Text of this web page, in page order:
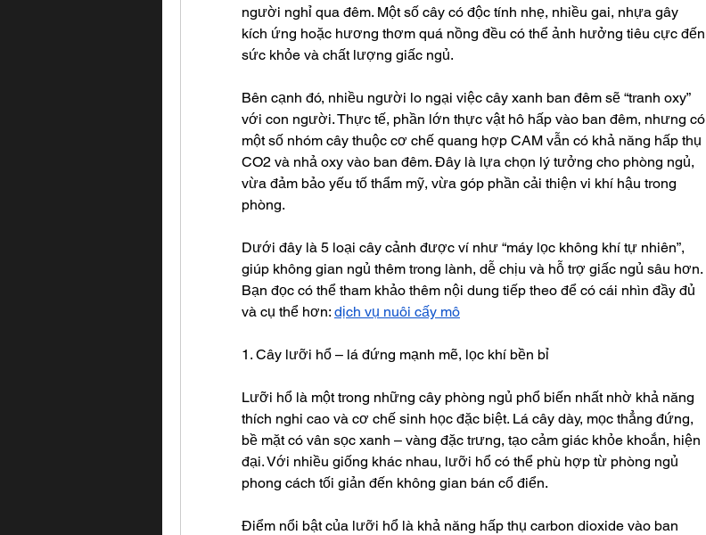
người nghỉ qua đêm. Một số cây có độc tính nhẹ, nhiều gai, nhựa gây
kích ứng hoặc hương thơm quá nồng đều có thể ảnh hưởng tiêu cực đến
sức khỏe và chất lượng giấc ngủ.
Bên cạnh đó, nhiều người lo ngại việc cây xanh ban đêm sẽ “tranh oxy”
với con người. Thực tế, phần lớn thực vật hô hấp vào ban đêm, nhưng có
một số nhóm cây thuộc cơ chế quang hợp CAM vẫn có khả năng hấp thụ
CO2 và nhả oxy vào ban đêm. Đây là lựa chọn lý tưởng cho phòng ngủ,
vừa đảm bảo yếu tố thẩm mỹ, vừa góp phần cải thiện vi khí hậu trong
phòng.
Dưới đây là 5 loại cây cảnh được ví như “máy lọc không khí tự nhiên”,
giúp không gian ngủ thêm trong lành, dễ chịu và hỗ trợ giấc ngủ sâu hơn.
Bạn đọc có thể tham khảo thêm nội dung tiếp theo để có cái nhìn đầy đủ
và cụ thể hơn: dịch vụ nuôi cấy mô
1. Cây lưỡi hổ – lá đứng mạnh mẽ, lọc khí bền bỉ
Lưỡi hổ là một trong những cây phòng ngủ phổ biến nhất nhờ khả năng
thích nghi cao và cơ chế sinh học đặc biệt. Lá cây dày, mọc thẳng đứng,
bề mặt có vân sọc xanh – vàng đặc trưng, tạo cảm giác khỏe khoắn, hiện
đại. Với nhiều giống khác nhau, lưỡi hổ có thể phù hợp từ phòng ngủ
phong cách tối giản đến không gian bán cổ điển.
Điểm nổi bật của lưỡi hổ là khả năng hấp thụ carbon dioxide vào ban